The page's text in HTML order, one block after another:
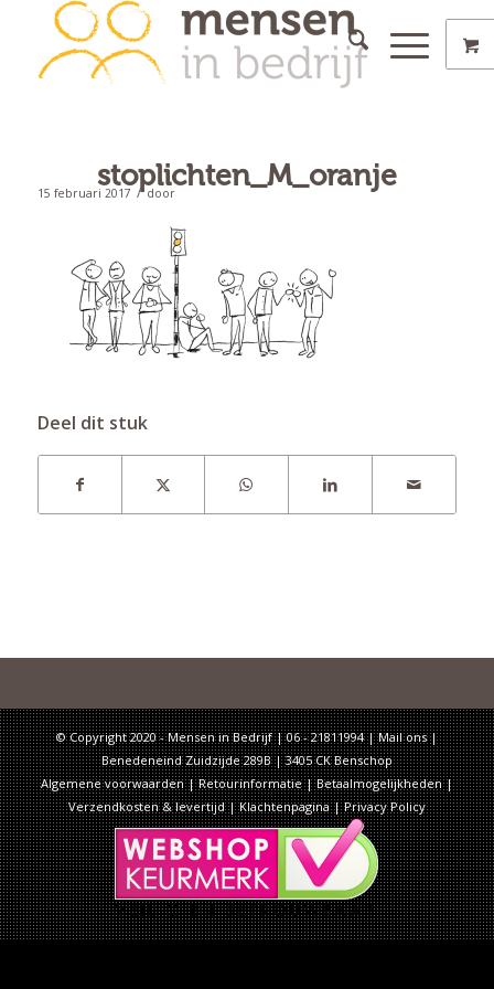
stoplichten_M_oranje
15 februari 2017 / door
Deel dit stuk
© Copyright 2020 - Mensen in Bedrijf | 06 - 21811994 |Mail ons|
Benedeneind Zuidzijde 289B | 3405 CK Benschop
Algemene voorwaarden|Retourinformatie|Betaalmogelijkheden|
Verzendkosten & levertijd|Klachtenpagina|Privacy Policy